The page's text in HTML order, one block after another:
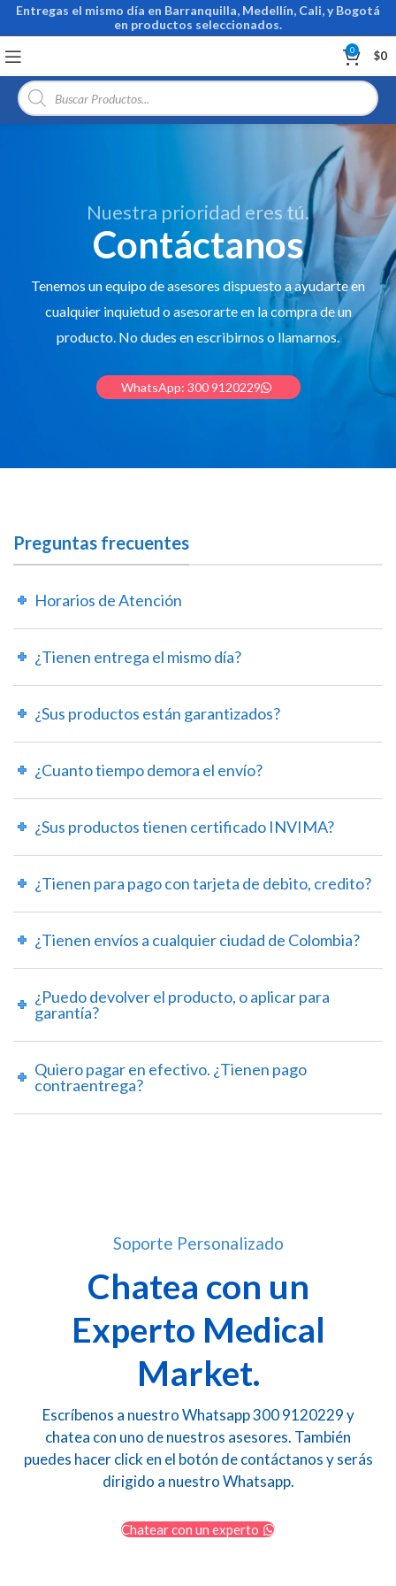
Entregas el mismo día en Barranquilla, Medellín, Cali, y Bogotá
en productos seleccionados.
0 $0
Búsqueda
de
productos
Nuestra prioridad eres tú.
Contáctanos
Tenemos un equipo de asesores dispuesto a ayudarte en
cualquier inquietud o asesorarte en la compra de un
producto. No dudes en escribirnos o llamarnos.
WhatsApp: 300 9120229
Preguntas frecuentes
Horarios de Atención
¿Tienen entrega el mismo día?
¿Sus productos están garantizados?
¿Cuanto tiempo demora el envío?
¿Sus productos tienen certificado INVIMA?
¿Tienen para pago con tarjeta de debito, credito?
¿Tienen envíos a cualquier ciudad de Colombia?
¿Puedo devolver el producto, o aplicar para
garantía?
Quiero pagar en efectivo. ¿Tienen pago
contraentrega?
Soporte Personalizado
Chatea con un
Experto Medical
Market.
Escríbenos a nuestro Whatsapp 300 9120229 y
chatea con uno de nuestros asesores. También
puedes hacer click en el botón de contáctanos y serás
dirigido a nuestro Whatsapp.
Chatear con un experto